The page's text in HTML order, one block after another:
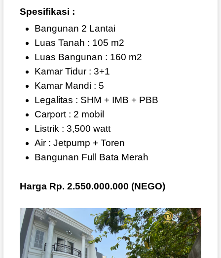
Spesifikasi :
Bangunan 2 Lantai
Luas Tanah : 105 m2
Luas Bangunan : 160 m2
Kamar Tidur : 3+1
Kamar Mandi : 5
Legalitas : SHM + IMB + PBB
Carport : 2 mobil
Listrik : 3,500 watt
Air : Jetpump + Toren
Bangunan Full Bata Merah
Harga Rp. 2.550.000.000 (NEGO)